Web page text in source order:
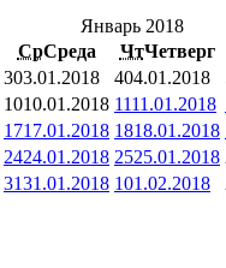
Январь 2018
СрСреда ЧтЧетверг
303.01.2018 404.01.2018
1010.01.2018 1111.01.2018
1717.01.2018 1818.01.2018
2424.01.2018 2525.01.2018
3131.01.2018 101.02.2018